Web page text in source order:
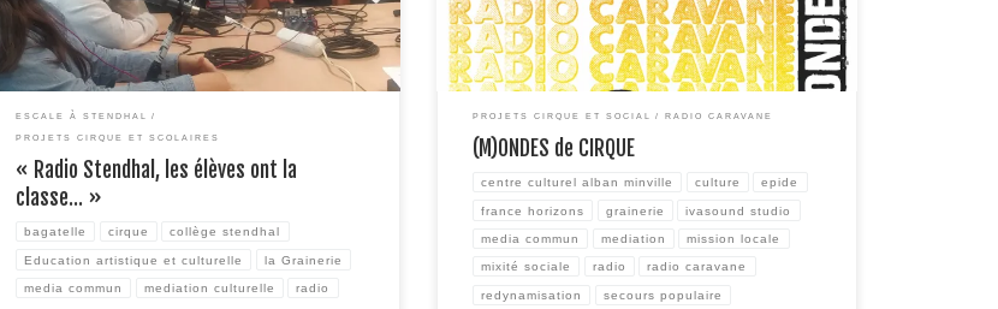
voyagé à travers des stations de […]
ESCALE À STENDHAL
PROJETS CIRQUE ET SCOLAIRES
« Radio Stendhal, les élèves ont la
classe… »
bagatelle cirque collège stendhal
Education artistique et culturelle la Grainerie
media commun mediation culturelle radio
structures partenaires (Media […]
PROJETS CIRQUE ET SOCIAL RADIO CARAVANE
(M)ONDES de CIRQUE
centre culturel alban minville culture epide
france horizons grainerie ivasound studio
media commun mediation mission locale
mixité sociale radio radio caravane
redynamisation secours populaire